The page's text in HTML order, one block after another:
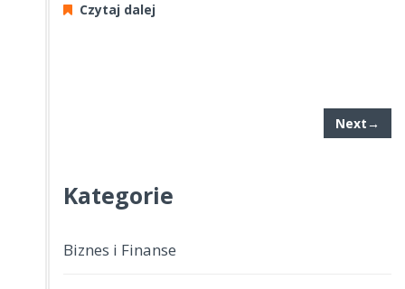
Czytaj dalej
Next→
Kategorie
Biznes i Finanse